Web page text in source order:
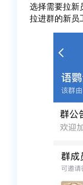
选择需要拉新
拉进群的新员